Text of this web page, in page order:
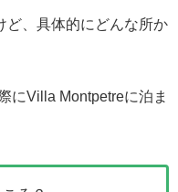
ど、具体的にどんな所か
にVilla Montpetreに泊ま